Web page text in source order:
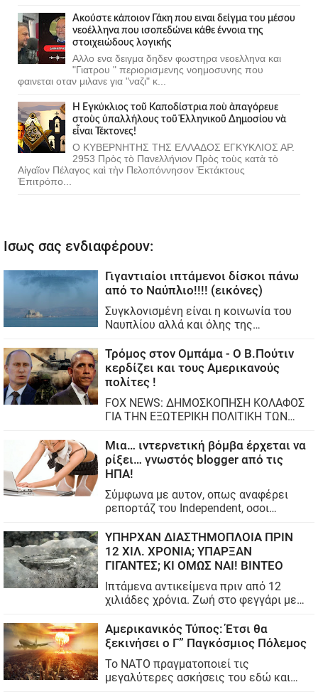
Ακούστε κάποιον Γάκη που ειναι δείγμα του μέσου
νεοέλληνα που ισοπεδώνει κάθε έννοια της
στοιχειώδους λογικής
Αλλο ενα δειγμα δηδεν φωστηρα νεοελληνα και
"Γιατρου " περιορισμενης νοημοσυνης που
φαινεται οταν μιλανε για "ναζι" κ...
Ἡ Ἐγκύκλιος τοῦ Καποδίστρια ποὺ ἀπαγόρευε
στοὺς ὑπαλλήλους τοῦ Ἑλληνικοῦ Δημοσίου νὰ
εἶναι Τέκτονες!
Ο ΚΥΒΕΡΝΗΤΗΣ ΤΗΣ ΕΛΛΑΔΟΣ ΕΓΚΥΚΛΙΟΣ ΑΡ.
2953 Πρὸς τὸ Πανελλήνιον Πρὸς τοὺς κατὰ τὸ
Αἰγαῖον Πέλαγος καὶ τὴν Πελοπόννησον Ἐκτάκτους
Ἐπιτρόπο...